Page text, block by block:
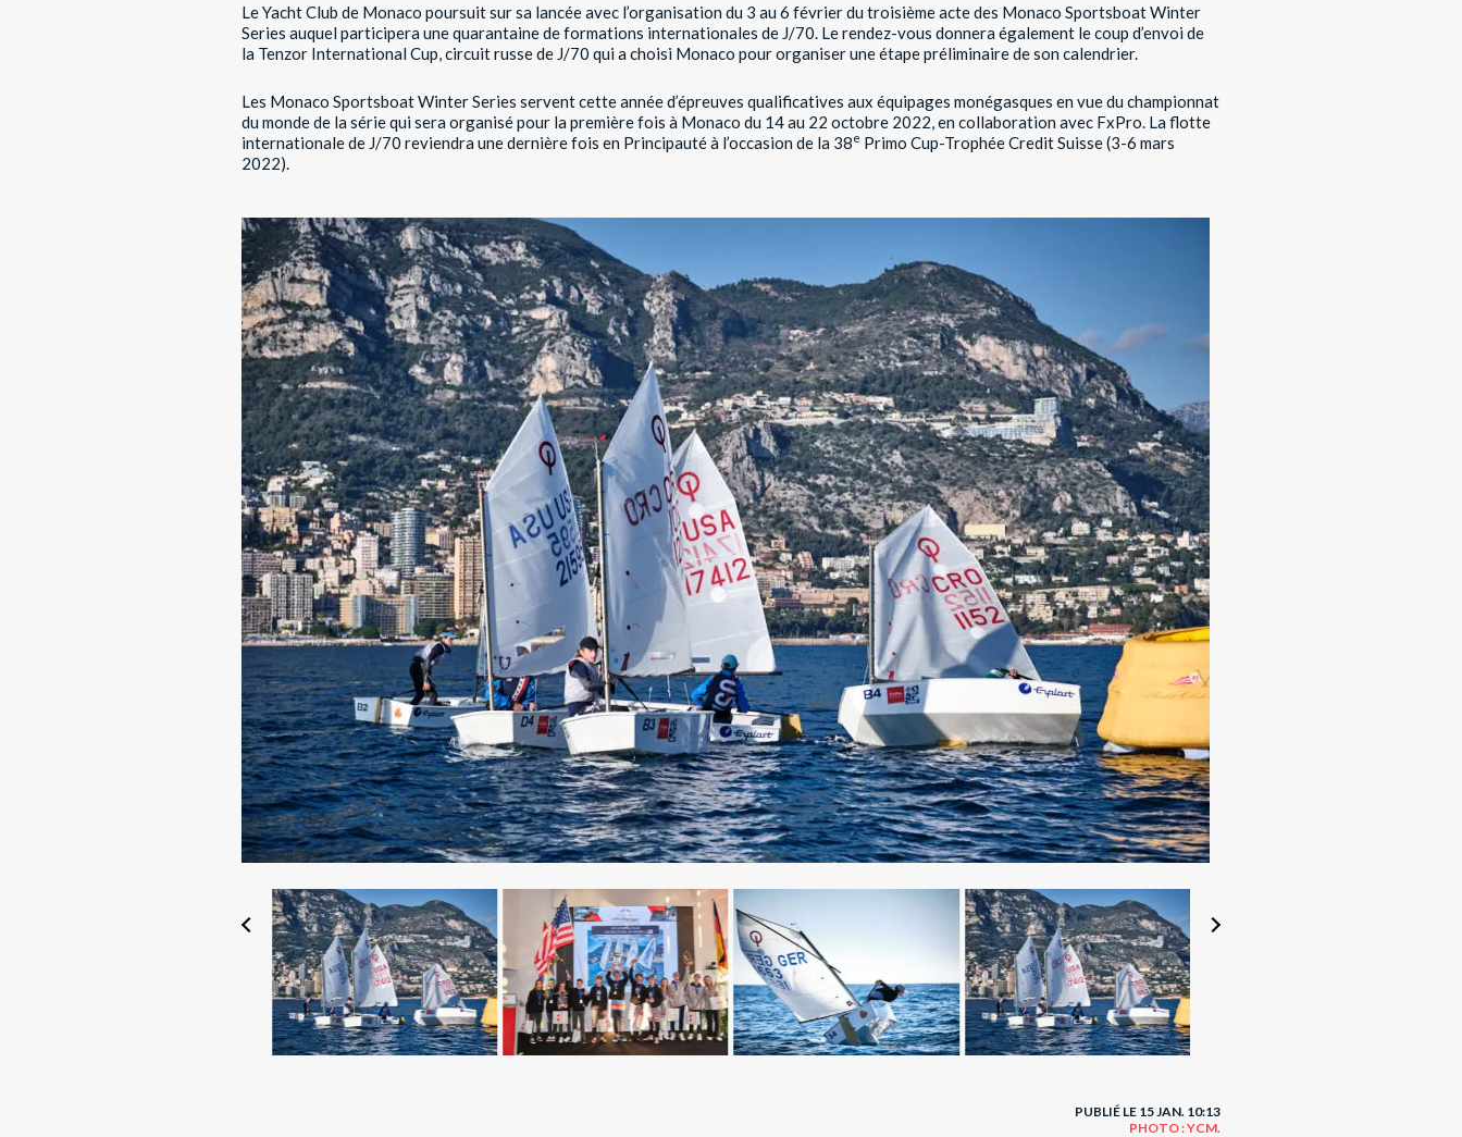
Le Yacht Club de Monaco poursuit sur sa lancée avec l’organisation du 3 au 6 février du troisième acte des Monaco Sportsboat Winter
Series auquel participera une quarantaine de formations internationales de J/70. Le rendez-vous donnera également le coup d’envoi de
la Tenzor International Cup, circuit russe de J/70 qui a choisi Monaco pour organiser une étape préliminaire de son calendrier.
Les Monaco Sportsboat Winter Series servent cette année d’épreuves qualificatives aux équipages monégasques en vue du championnat
du monde de la série qui sera organisé pour la première fois à Monaco du 14 au 22 octobre 2022, en collaboration avec FxPro. La flotte
internationale de J/70 reviendra une dernière fois en Principauté à l’occasion de la 38e Primo Cup-Trophée Credit Suisse (3-6 mars
2022).
PUBLIÉ LE 15 JAN. 10:13
PHOTO : YCM.